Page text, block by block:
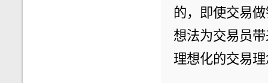
的，即使交易
想法为交易员
理想化的交易